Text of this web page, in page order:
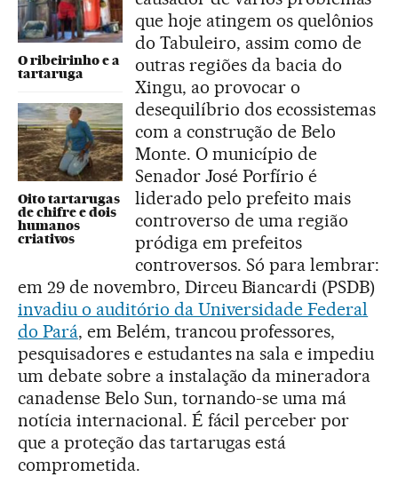
O ribeirinho e a
tartaruga
Oito tartarugas
de chifre e dois
humanos
criativos
que hoje atingem os quelônios
do Tabuleiro, assim como de
outras regiões da bacia do
Xingu, ao provocar o
desequilíbrio dos ecossistemas
com a construção de Belo
Monte. O município de
Senador José Porfírio é
liderado pelo prefeito mais
controverso de uma região
pródiga em prefeitos
controversos. Só para lembrar:
em 29 de novembro, Dirceu Biancardi (PSDB)
invadiu o auditório da Universidade Federal
do Pará, em Belém, trancou professores,
pesquisadores e estudantes na sala e impediu
um debate sobre a instalação da mineradora
canadense Belo Sun, tornando-se uma má
notícia internacional. É fácil perceber por
que a proteção das tartarugas está
comprometida.